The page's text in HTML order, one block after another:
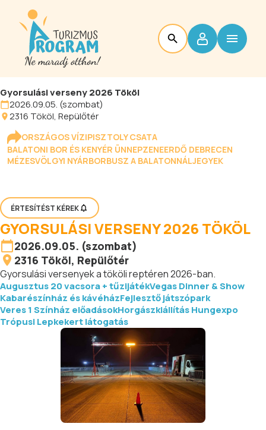
Gyorsulási verseny 2026 Tököl
2026.09.05. (szombat)
2316 Tököl, Repülőtér
ORSZÁGOS VÍZIPISZTOLY CSATA
BALATONI BOR ÉS KENYÉR ÜNNEPZENEERDŐ DEBRECEN
MÉZESVÖLGYI NYÁRBORBUSZ A BALATONNÁLJEGYEK
ÉRTESÍTÉST KÉREK
GYORSULÁSI VERSENY 2026 TÖKÖL
2026.09.05. (szombat)
2316 Tököl, Repülőtér
Gyorsulási versenyek a tököli reptéren 2026-ban.
Augusztus 20 vacsora + tűzijátékVegas Dinner & Show
Kabarészínház és kávéházFejlesztő játszópark
Veres 1 Színház előadásokHorgászkiállítás Hungexpo
Trópusi Lepkekert látogatás